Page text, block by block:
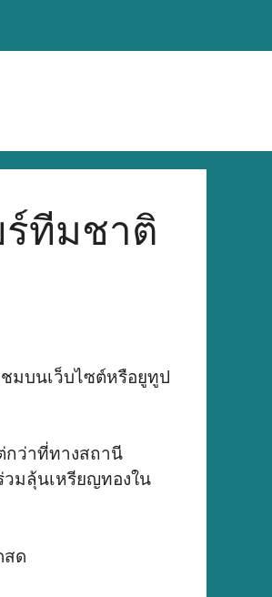
ร์ทีมชาติ
มบนเว็บไซต์หรือยูทูป
กว่าที่ทางสถานี
วมลุ้นเหรียญทองใน
สด